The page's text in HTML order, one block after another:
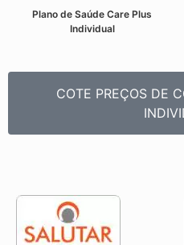
Plano de Saúde Care Plus
Individual
COTE PREÇOS DE